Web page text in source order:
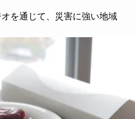
を通じて、災害に強い地域